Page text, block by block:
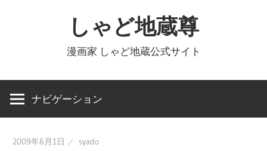
ツ
しゃど地蔵尊
漫画家 しゃど地蔵公式サイト
ナビゲーション
2009年6月1日 syado